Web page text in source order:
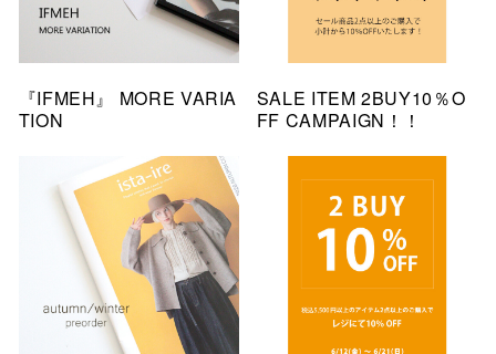
『IFMEH』 MORE VARIA
TION
SALE ITEM 2BUY10％O
FF CAMPAIGN！！